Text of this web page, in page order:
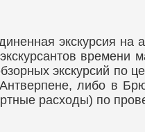
экскурсия на
времени
экскурсий по
либо в
расходы) по